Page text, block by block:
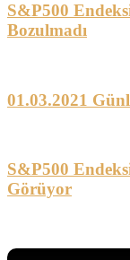
S&P500
Bozulmadı
01.03.2021
S&P500
Görüyor